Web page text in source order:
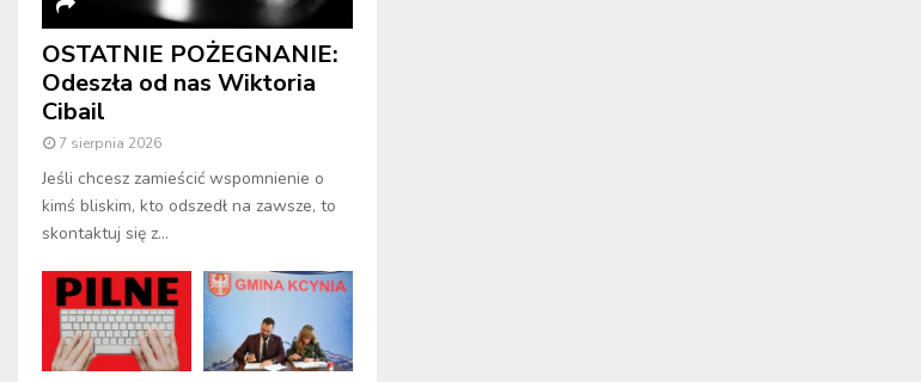
OSTATNIE POŻEGNANIE:
Odeszła od nas Wiktoria
Cibail
7 sierpnia 2026
Jeśli chcesz zamieścić wspomnienie o
kimś bliskim, kto odszedł na zawsze, to
skontaktuj się z...